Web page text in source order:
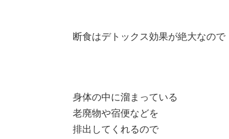
断食はデトックス効果が絶大なので
身体の中に溜まっている
老廃物や宿便などを
排出してくれるので